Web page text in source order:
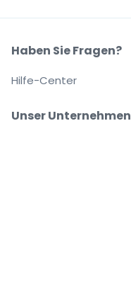
Unser Unternehmen
Haben Sie Fragen?
Hilfe-Center